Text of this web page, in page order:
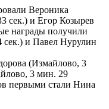
Вероника
сек.) и Егор Козырев
награды получили
и Павел Нурулин
(Измайлово, 3
3 мин. 29
первыми стали Нина